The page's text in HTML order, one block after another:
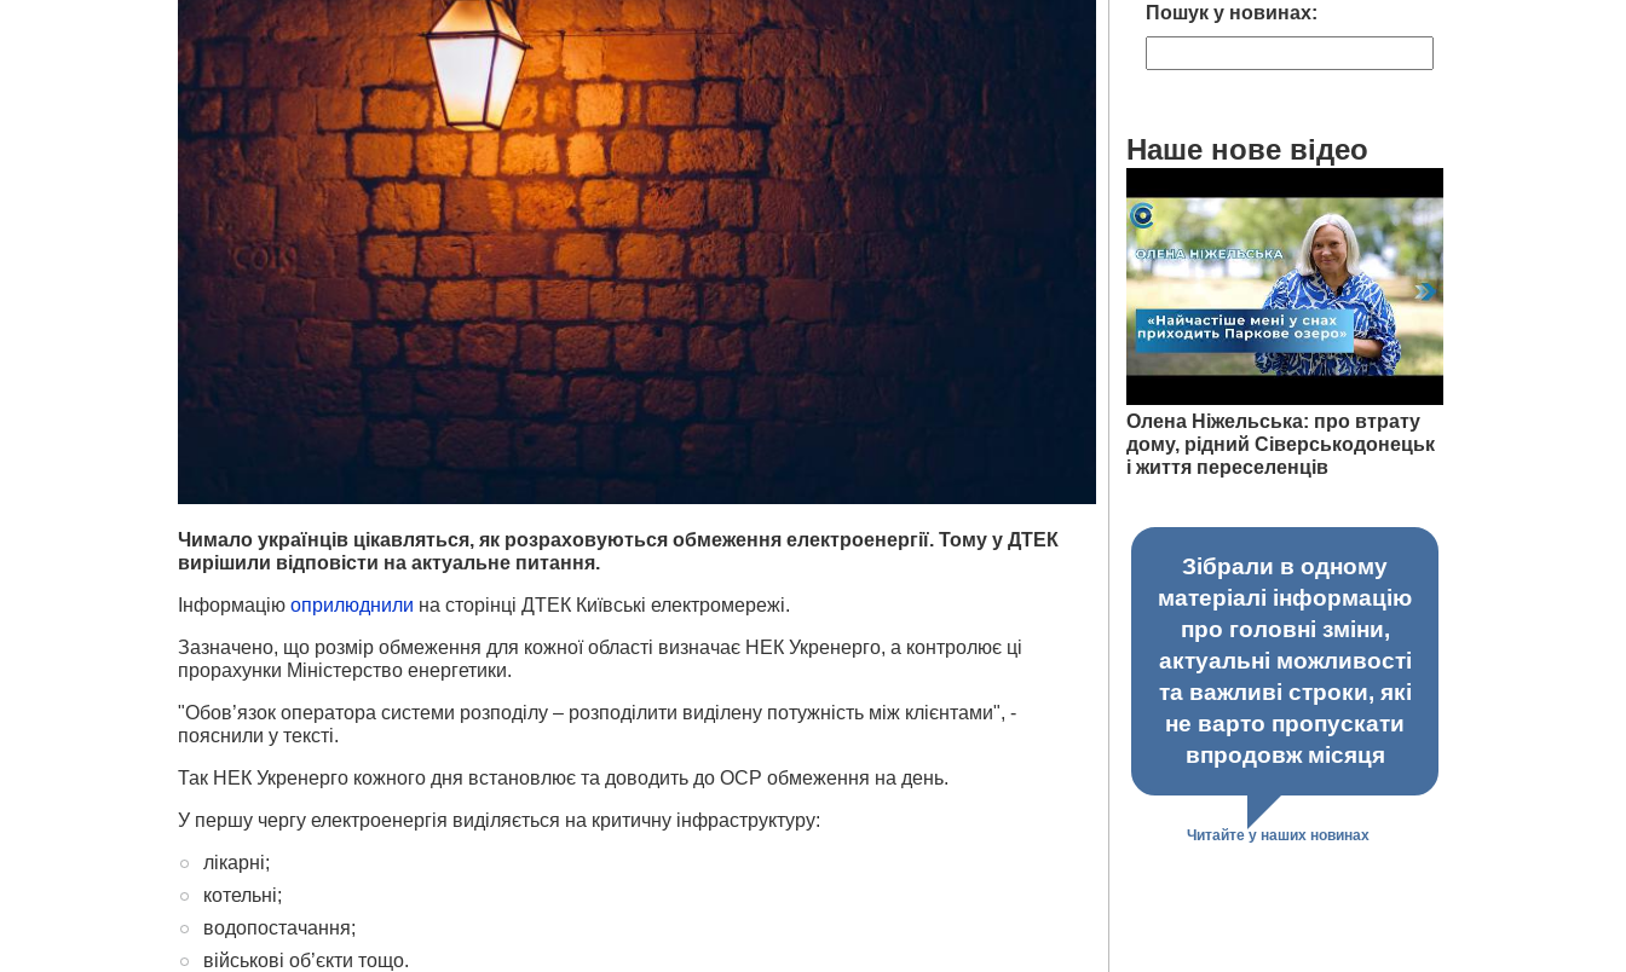
Чимало українців цікавляться, як розраховуються обмеження електроенергії. Тому у ДТЕК
вирішили відповісти на актуальне питання.
Інформацію оприлюднили на сторінці ДТЕК Київські електромережі.
Зазначено, що розмір обмеження для кожної області визначає НЕК Укренерго, а контролює ці
прорахунки Міністерство енергетики.
"Обов’язок оператора системи розподілу – розподілити виділену потужність між клієнтами", -
пояснили у тексті.
Так НЕК Укренерго кожного дня встановлює та доводить до ОСР обмеження на день.
У першу чергу електроенергія виділяється на критичну інфраструктуру:
лікарні;
котельні;
водопостачання;
військові об’єкти тощо.
Пошук у новинах:
Наше нове відео
Олена Ніжельська: про втрату
дому, рідний Сіверськодонецьк
і життя переселенців
Зібрали в одному
матеріалі інформацію
про головні зміни,
актуальні можливості
та важливі строки, які
не варто пропускати
впродовж місяця
Читайте у наших новинах